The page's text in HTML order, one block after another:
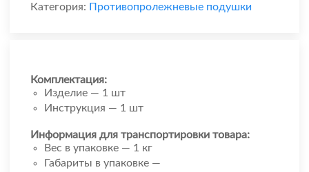
Категория: Противопролежневые подушки
Комплектация:
Изделие — 1 шт
Инструкция — 1 шт
Информация для транспортировки товара:
Вес в упаковке — 1 кг
Габариты в упаковке —